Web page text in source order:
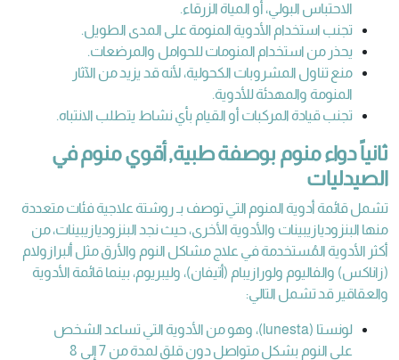
الاحتباس البولي، أو المياة الزرقاء.
تجنب استخدام الأدوية المنومة على المدى الطويل.
يحذر من استخدام المنومات للحوامل والمرضعات.
منع تناول المشروبات الكحولية، لأنه قد يزيد من الآثار
المنومة والمهدئة للأدوية.
تجنب قيادة المركبات أو القيام بأي نشاط يتطلب الانتباه.
ثانياً دواء منوم بوصفة طبية, أقوي منوم في
الصيدليات
تشمل قائمة أدوية المنوم التي توصف بـ روشتة علاجية فئات متعددة
منها البنزوديازيبينات والأدوية الأخرى، حيث نجد البنزوديازيبينات،من
أكثر الأدوية المُستخدمة في علاج مشاكل النوم والأرق مثل ألبرازولام
(زاناكس) والفاليوم ولورازيبام (أتيفان)، وليبريوم، بينما قائمة الأدوية
والعقاقير قد تشمل التالي:
لونستا (lunesta)، وهو من الأدوية التي تساعد الشخص
على النوم بشكل متواصل دون قلق لمدة من 7 إلى 8